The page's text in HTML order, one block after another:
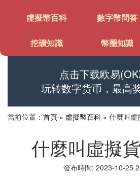
虛擬幣百科 數字幣問答
挖礦知識 幣圈知識
点击下载欧易
玩转数字货币，最高
當前位置： 首頁 » 虛擬幣百科 » 什麼叫虛
什麼叫虛擬
發布時間: 2023-10-25